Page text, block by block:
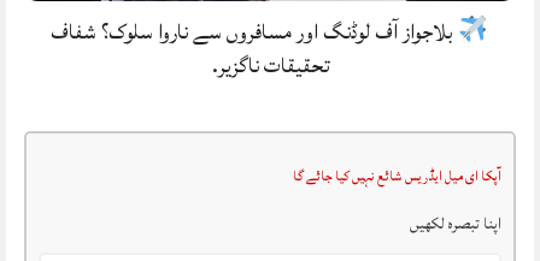
بلاجواز آف لوڈنگ اور مسافروں سے ناروا سلوک؟ شفاف
تحقیقات ناگزیر.
آپکا ای میل ایڈریس شائع نہیں کیا جائے گا
اپنا تبصرہ لکھیں